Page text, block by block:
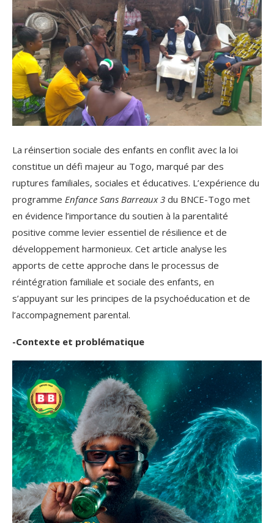
La réinsertion sociale des enfants en conflit avec la loi
constitue un défi majeur au Togo, marqué par des
ruptures familiales, sociales et éducatives. L’expérience du
programme Enfance Sans Barreaux 3 du BNCE-Togo met
en évidence l’importance du soutien à la parentalité
positive comme levier essentiel de résilience et de
développement harmonieux. Cet article analyse les
apports de cette approche dans le processus de
réintégration familiale et sociale des enfants, en
s’appuyant sur les principes de la psychoéducation et de
l’accompagnement parental.
-Contexte et problématique